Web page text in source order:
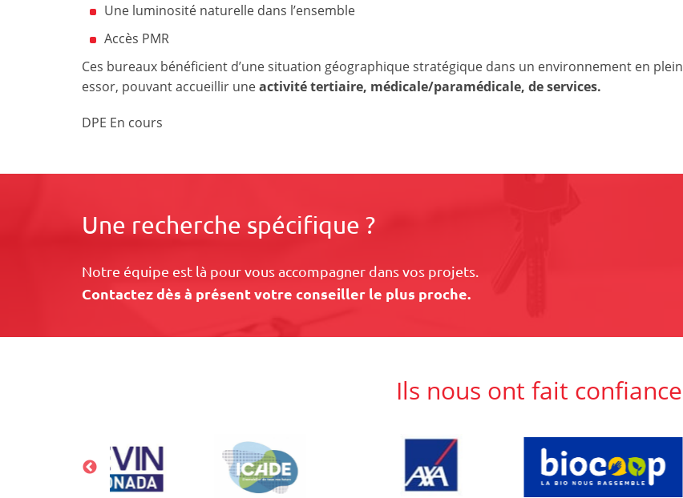
Une luminosité naturelle dans l’ensemble
Accès PMR
Ces bureaux bénéficient d’une situation géographique stratégique dans un environnement en plein
essor, pouvant accueillir uneactivité tertiaire, médicale/paramédicale, de services.
DPE En cours
Une recherche spécifique ?
Notre équipe est là pour vous accompagner dans vos projets.
Contactez dès à présent votre conseiller le plus proche.
Ils nous ont fait confiance